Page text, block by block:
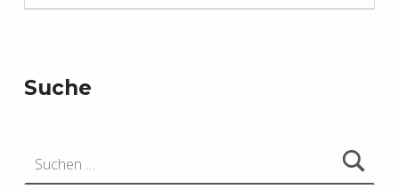
Suche